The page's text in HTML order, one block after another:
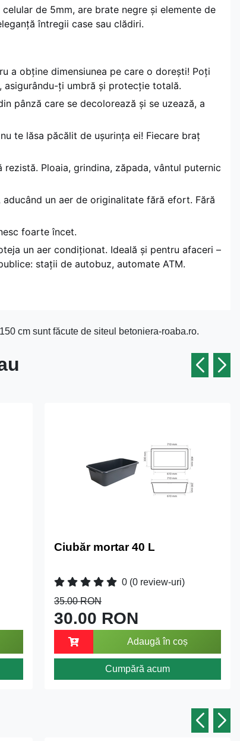
de 5mm, are brate negre și elemente de
întregii case sau clădiri.
a obține dimensiunea pe care o dorești! Poți
ți umbră și protecție totală.
pânză care se decolorează și se uzează, a
te lăsa păcălit de ușurința ei! Fiecare braț
Ploaia, grindina, zăpada, vântul puternic
un aer de originalitate fără efort. Fără
foarte încet.
un aer condiționat. Ideală și pentru afaceri –
stații de autobuz, automate ATM.
cm sunt făcute de siteul betoniera-roaba.ro.
Ciubăr mortar 40 L
0 (0 review-uri)
35.00 RON
30.00 RON
Adaugă în coș
Cumpără acum